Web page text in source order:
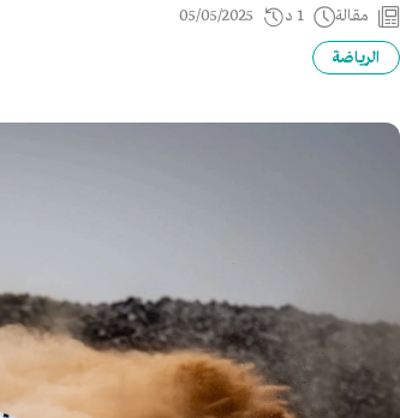
مقالة 1 د 05/05/2025
الرياضة